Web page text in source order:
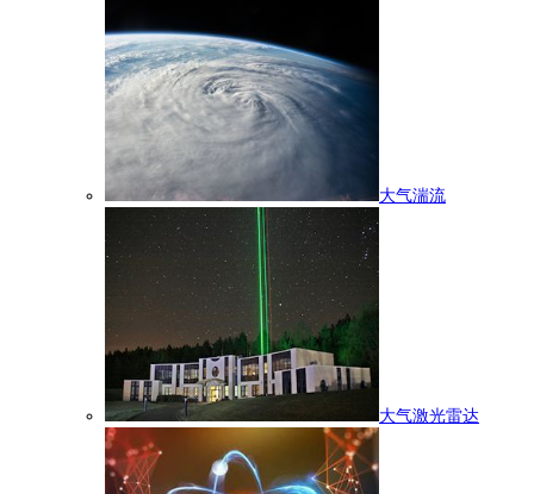
大气湍流
大气激光雷达